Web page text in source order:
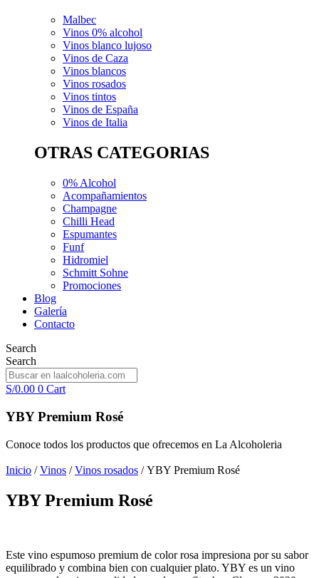
Malbec
Vinos 0% alcohol
Vinos blanco lujoso
Vinos de Caza
Vinos blancos
Vinos rosados
Vinos tintos
Vinos de España
Vinos de Italia
OTRAS CATEGORIAS
0% Alcohol
Acompañamientos
Champagne
Chilli Head
Espumantes
Funf
Hidromiel
Schmitt Sohne
Promociones
Blog
Galería
Contacto
Search
Search
S/0.00 0 Cart
YBY Premium Rosé
Conoce todos los productos que ofrecemos en La Alcoholeria
Inicio /Vinos /Vinos rosados / YBY Premium Rosé
YBY Premium Rosé
Este vino espumoso premium de color rosa impresiona por su sabor
equilibrado y combina bien con cualquier plato. YBY es un vino